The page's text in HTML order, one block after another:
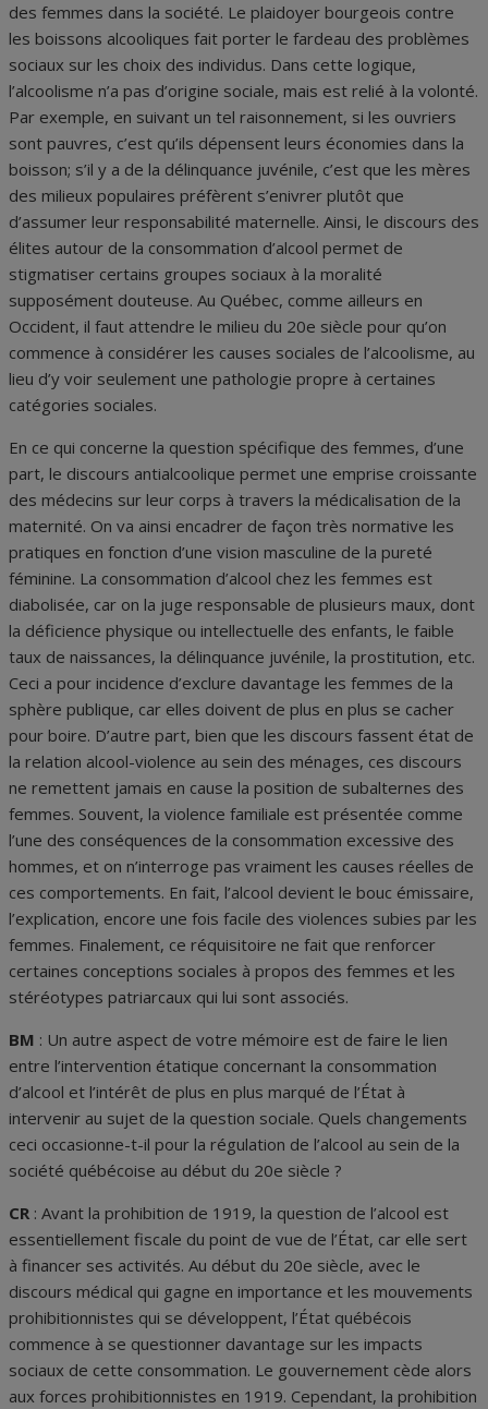
des femmes dans la société. Le plaidoyer bourgeois contre
les boissons alcooliques fait porter le fardeau des problèmes
sociaux sur les choix des individus. Dans cette logique,
l’alcoolisme n’a pas d’origine sociale, mais est relié à la volonté.
Par exemple, en suivant un tel raisonnement, si les ouvriers
sont pauvres, c’est qu’ils dépensent leurs économies dans la
boisson; s’il y a de la délinquance juvénile, c’est que les mères
des milieux populaires préfèrent s’enivrer plutôt que
d’assumer leur responsabilité maternelle. Ainsi, le discours des
élites autour de la consommation d’alcool permet de
stigmatiser certains groupes sociaux à la moralité
supposément douteuse. Au Québec, comme ailleurs en
Occident, il faut attendre le milieu du 20e siècle pour qu’on
commence à considérer les causes sociales de l’alcoolisme, au
lieu d’y voir seulement une pathologie propre à certaines
catégories sociales.
En ce qui concerne la question spécifique des femmes, d’une
part, le discours antialcoolique permet une emprise croissante
des médecins sur leur corps à travers la médicalisation de la
maternité. On va ainsi encadrer de façon très normative les
pratiques en fonction d’une vision masculine de la pureté
féminine. La consommation d’alcool chez les femmes est
diabolisée, car on la juge responsable de plusieurs maux, dont
la déficience physique ou intellectuelle des enfants, le faible
taux de naissances, la délinquance juvénile, la prostitution, etc.
Ceci a pour incidence d’exclure davantage les femmes de la
sphère publique, car elles doivent de plus en plus se cacher
pour boire. D’autre part, bien que les discours fassent état de
la relation alcool-violence au sein des ménages, ces discours
ne remettent jamais en cause la position de subalternes des
femmes. Souvent, la violence familiale est présentée comme
l’une des conséquences de la consommation excessive des
hommes, et on n’interroge pas vraiment les causes réelles de
ces comportements. En fait, l’alcool devient le bouc émissaire,
l’explication, encore une fois facile des violences subies par les
femmes. Finalement, ce réquisitoire ne fait que renforcer
certaines conceptions sociales à propos des femmes et les
stéréotypes patriarcaux qui lui sont associés.
BM : Un autre aspect de votre mémoire est de faire le lien
entre l’intervention étatique concernant la consommation
d’alcool et l’intérêt de plus en plus marqué de l’État à
intervenir au sujet de la question sociale. Quels changements
ceci occasionne-t-il pour la régulation de l’alcool au sein de la
société québécoise au début du 20e siècle ?
CR : Avant la prohibition de 1919, la question de l’alcool est
essentiellement fiscale du point de vue de l’État, car elle sert
à financer ses activités. Au début du 20e siècle, avec le
discours médical qui gagne en importance et les mouvements
prohibitionnistes qui se développent, l’État québécois
commence à se questionner davantage sur les impacts
sociaux de cette consommation. Le gouvernement cède alors
aux forces prohibitionnistes en 1919. Cependant, la prohibition